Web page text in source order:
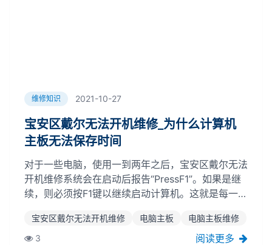
维修知识 2021-10-27
宝安区戴尔无法开机维修_为什么计算机
主板无法保存时间
对于一些电脑，使用一到两年之后，宝安区戴尔无法
开机维修系统会在启动后报告“PressF1”。如果是继
续，则必须按F1键以继续启动计算机。这就是每一次
会发现你需要调整系统时间。发生这样的问题之后，
所有人都怀疑是主板的电池没电了，宝安区戴尔无法
宝安区戴尔无法开机维修 电脑主板
电脑主板维修
3
阅读更多